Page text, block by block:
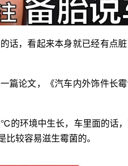
话，看起来本身就已经有点
篇论文，《汽车内外饰件长
的环境中生长，车里面的话
较容易滋生霉菌的。